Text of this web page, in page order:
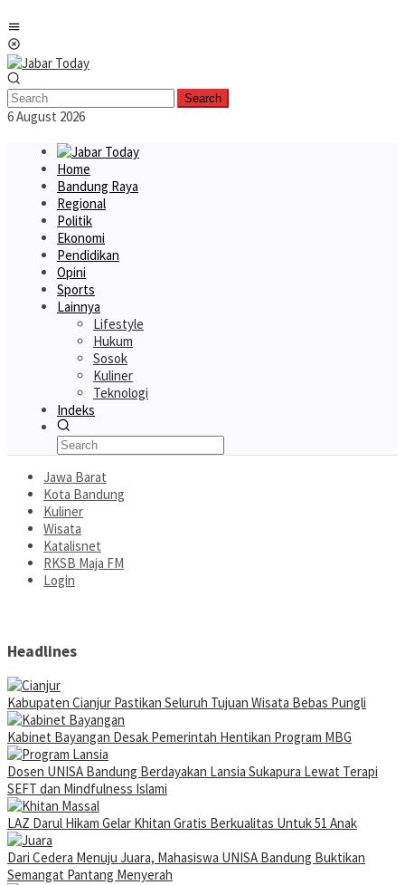
to
content
Search
6 August 2026
Home
Bandung Raya
Regional
Politik
Ekonomi
Pendidikan
Opini
Sports
Lainnya
Lifestyle
Hukum
Sosok
Kuliner
Teknologi
Indeks
Jawa Barat
Kota Bandung
Kuliner
Wisata
Katalisnet
RKSB Maja FM
Login
Headlines
Kabupaten Cianjur Pastikan Seluruh Tujuan Wisata Bebas Pungli
Kabinet Bayangan Desak Pemerintah Hentikan Program MBG
Dosen UNISA Bandung Berdayakan Lansia Sukapura Lewat Terapi
SEFT dan Mindfulness Islami
LAZ Darul Hikam Gelar Khitan Gratis Berkualitas Untuk 51 Anak
Dari Cedera Menuju Juara, Mahasiswa UNISA Bandung Buktikan
Semangat Pantang Menyerah